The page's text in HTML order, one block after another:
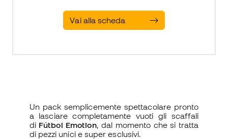
Vai alla scheda
Un pack semplicemente spettacolare pronto
a lasciare completamente vuoti gli scaffali
di Fútbol Emotion, dal momento che si tratta
di pezzi unici e super esclusivi.